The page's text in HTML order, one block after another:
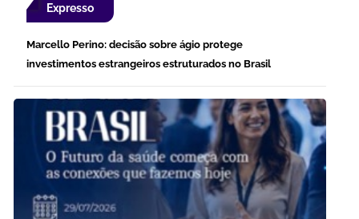
Expresso
Marcello Perino: decisão sobre ágio protege
investimentos estrangeiros estruturados no Brasil